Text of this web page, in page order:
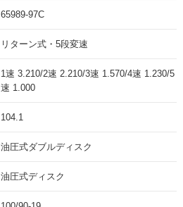
65989-97C
リターン式・5段変速
1速 3.210/2速 2.210/3速 1.570/4速 1.230/5
速 1.000
104.1
油圧式ダブルディスク
油圧式ディスク